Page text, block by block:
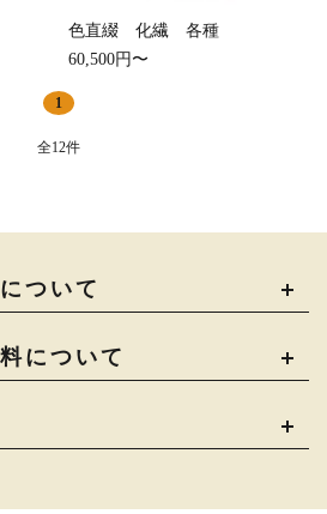
色直綴 化繊 各種
60,500円〜
1
全12件
ついて
について